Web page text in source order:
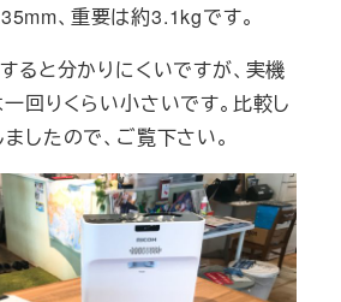
、重要は約3.1kgです。
ると分かりにくいですが、実機
回りくらい小さいです。比較し
したので、ご覧下さい。